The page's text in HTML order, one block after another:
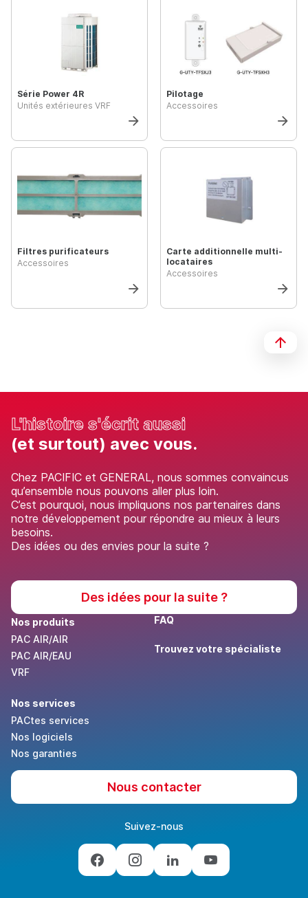
Série Power 4R
Unités extérieures VRF
Pilotage
Accessoires
Filtres purificateurs
Accessoires
Carte additionnelle multi-
locataires
Accessoires
L'histoire s'écrit aussi
(et surtout) avec vous.
Chez PACIFIC et GENERAL, nous sommes convaincus
qu’ensemble nous pouvons aller plus loin.
C’est pourquoi, nous impliquons nos partenaires dans
notre développement pour répondre au mieux à leurs
besoins.
Des idées ou des envies pour la suite ?
Des idées pour la suite ?
Nos produits
PAC AIR/AIR
PAC AIR/EAU
VRF
Nos services
PACtes services
Nos logiciels
Nos garanties
FAQ
Trouvez votre spécialiste
Nous contacter
Suivez-nous